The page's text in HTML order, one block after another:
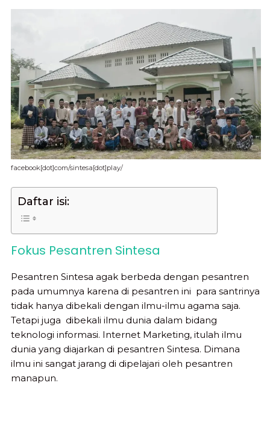
facebook[dot]com/sintesa[dot]play/
Daftar isi:
Fokus Pesantren Sintesa
Pesantren Sintesa agak berbeda dengan pesantren
pada umumnya karena di pesantren ini para santrinya
tidak hanya dibekali dengan ilmu-ilmu agama saja.
Tetapi juga dibekali ilmu dunia dalam bidang
teknologi informasi. Internet Marketing, itulah ilmu
dunia yang diajarkan di pesantren Sintesa. Dimana
ilmu ini sangat jarang di dipelajari oleh pesantren
manapun.